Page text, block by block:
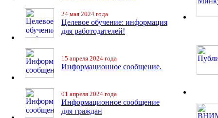
24 мая 2024 года
Целевое обучение: информация
для работодателей!
15 апреля 2024 года
Информационное сообщение.
01 апреля 2024 года
Информационное сообщение
для граждан